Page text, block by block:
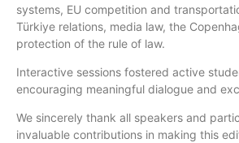
systems, EU competition and
Türkiye relations, media law, the
protection of the rule of law.
Interactive sessions fostered active
encouraging meaningful dialogue and
We sincerely thank all speakers and
invaluable contributions in making this